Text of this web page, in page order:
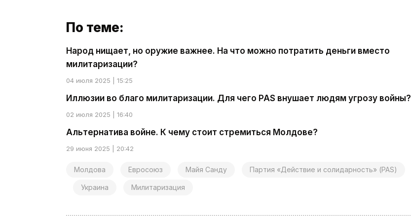
По теме:
Народ нищает, но оружие важнее. На что можно потратить деньги вместо
милитаризации?
04 июля 2025 | 15:25
Иллюзии во благо милитаризации. Для чего PAS внушает людям угрозу войны?
02 июля 2025 | 16:40
Альтернатива войне. К чему стоит стремиться Молдове?
29 июня 2025 | 20:42
Молдова Евросоюз Майя Санду Партия «Действие и солидарность» (PAS)
Украина Милитаризация